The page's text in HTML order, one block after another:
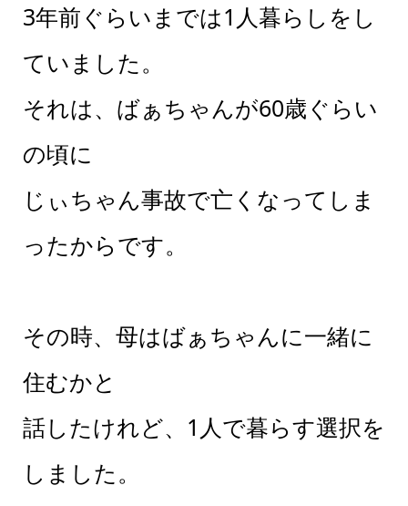
3年前ぐらいまでは1人暮らしをし
ていました。
それは、ばぁちゃんが60歳ぐらい
の頃に
じぃちゃん事故で亡くなってしま
ったからです。
その時、母はばぁちゃんに一緒に
住むかと
話したけれど、1人で暮らす選択を
しました。